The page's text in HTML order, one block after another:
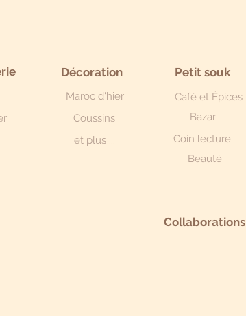
Décoration
Maroc d'hier
Coussins
et plus ...
Petit souk
Café et Épices
Bazar
Coin lecture
Beauté
Collaborations